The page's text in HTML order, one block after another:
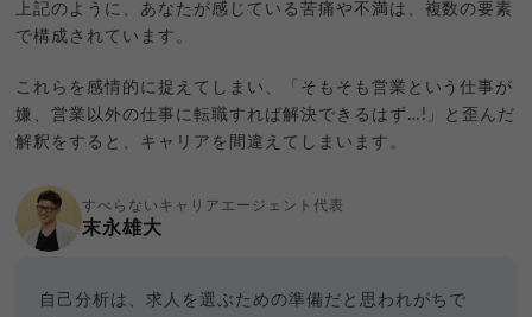
上記のように、あなたが感じている苦痛や不満は、複数の要素
で構成されています。
これらを感情的に捉えてしまい、「そもそも営業という仕事が
嫌、営業以外の仕事に転職すれば解決できるはず…!」と歪んだ
解釈をすると、キャリアを間違えてしまいます。
すべらないキャリアエージェント代表
末永雄大
自己分析は、求人を選ぶための準備だと思われがちで